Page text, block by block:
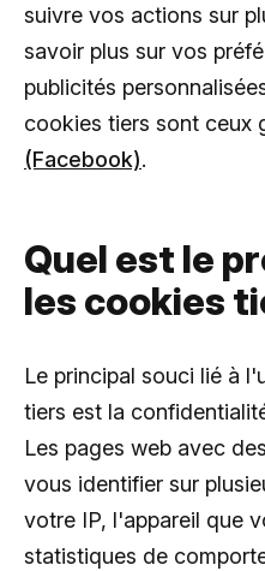
suivre vos actions sur
savoir plus sur vos
publicités
cookies tiers sont ceux
(Facebook).
Quel est le
les cookies
Le principal souci lié à
tiers est la
Les pages web avec
vous identifier sur
votre IP, l'appareil que
statistiques de